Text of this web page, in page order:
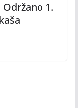
Održano 1.